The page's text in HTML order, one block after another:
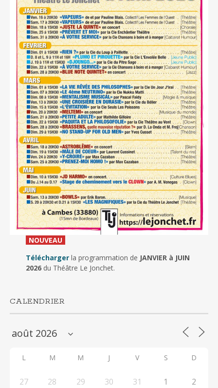
NOUVEAU_
Télécharger la programmation de JANVIER à JUIN
2026du Théâtre Le Jonchet.
CALENDRIER
L M M J V S D
27 28 29 30 31 1 2